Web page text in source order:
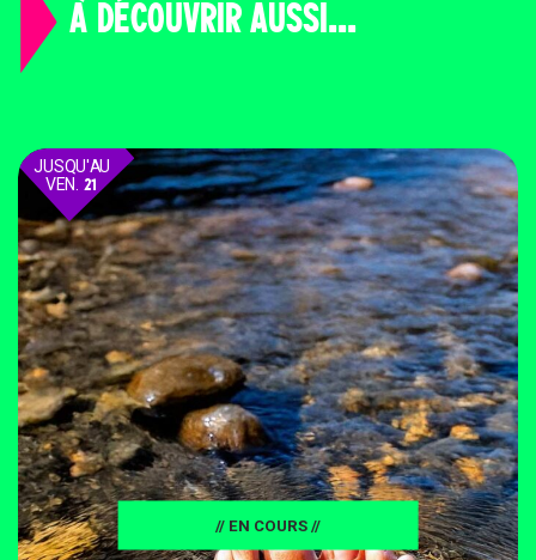
À DÉCOUVRIR AUSSI...
JUSQU'AU
VEN. 21
AOÛT
// EN COURS //